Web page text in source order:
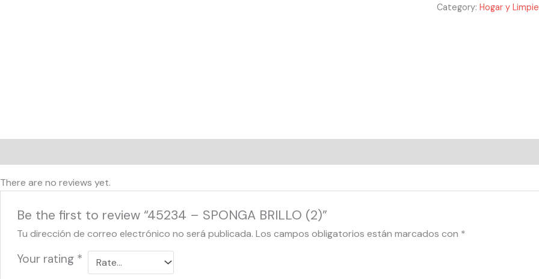
Category: Hogar y
There are no reviews yet.
Be the first to review “45234 – SPONGA BRILLO (2)”
Tu dirección de correo electrónico no será publicada. Los campos obligatorios están marcados con *
Your rating *